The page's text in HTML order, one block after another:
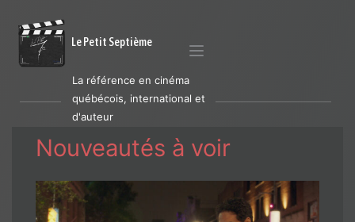
Le Petit Septième
La référence en cinéma
québécois, international et
d'auteur
Nouveautés à voir